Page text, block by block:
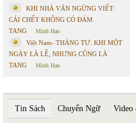
KHI NHÀ VĂN NGỪNG VIẾT:
CÁI CHẾT KHÔNG CÓ ĐÁM
TANG
Minh Hạo
Việt Nam- THÁNG TƯ: KHI MỘT
NGÀY LÀ LỄ, NHƯNG CŨNG LÀ
TANG
Minh Hạo
Tin Sách Chuyển Ngữ Video